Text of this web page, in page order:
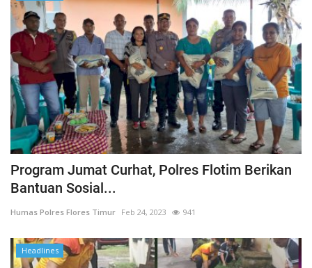
Program Jumat Curhat, Polres Flotim Berikan
Bantuan Sosial...
Humas Polres Flores Timur Feb 24, 2023 941
Headlines